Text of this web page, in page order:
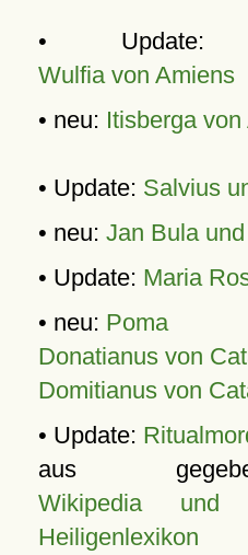
•
Wulfia von Amiens
• neu: Itisberga von
• Update: Salvius
• neu: Jan Bula
• Update: Maria
• neu: Poma
Donatianus von
Domitianus von
• Update:
aus
Wikipedia und
Heiligenlexikon